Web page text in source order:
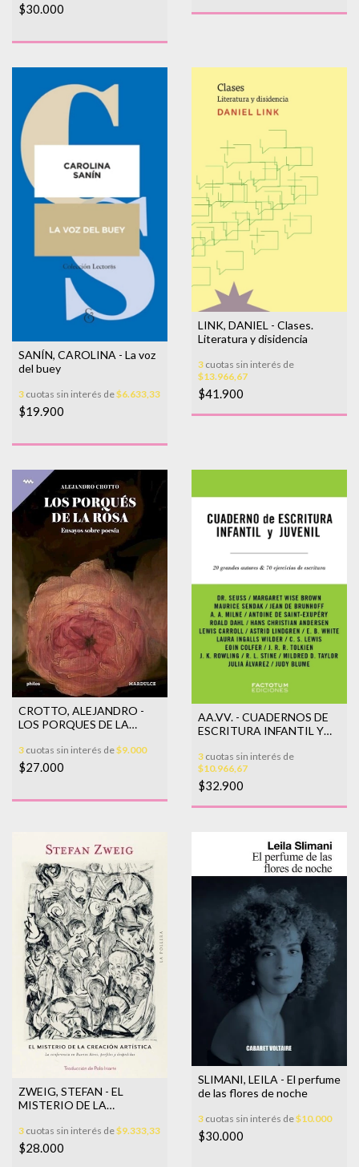
$30.000
SANÍN, CAROLINA - La voz
del buey
3 cuotas sin interés de$6.633,33
$19.900
LINK, DANIEL - Clases.
Literatura y disidencia
3 cuotas sin interés de
$13.966,67
$41.900
CROTTO, ALEJANDRO -
LOS PORQUES DE LA
3 cuotas sin interés de$9.000
$27.000
AA.VV. - CUADERNOS DE
ESCRITURA INFANTIL Y
3 cuotas sin interés de
$10.966,67
$32.900
ZWEIG, STEFAN - EL
MISTERIO DE LA
3 cuotas sin interés de$9.333,33
$28.000
SLIMANI, LEILA - El perfume
de las flores de noche
3 cuotas sin interés de$10.000
$30.000